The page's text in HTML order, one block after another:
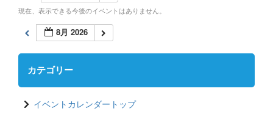
現在、表示できる今後のイベントはありません。
8月 2026
カテゴリー
イベントカレンダートップ